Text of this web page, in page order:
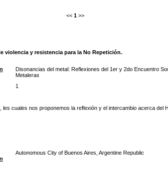
<< 1 >>
violencia y resistencia para la No Repetición.
Disonancias del metal: Reflexiones del 1er y 2do Encuentro
Metaleras
1
cuales nos proponemos la reflexión y el intercambio acerca
Autonomous City of Buenos Aires, Argentine Republic